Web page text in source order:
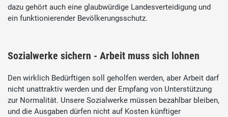
dazu gehört auch eine glaubwürdige Landesverteidigung und
ein funktionierender Bevölkerungsschutz.
Sozialwerke sichern - Arbeit muss sich lohnen
Den wirklich Bedürftigen soll geholfen werden, aber Arbeit darf
nicht unattraktiv werden und der Empfang von Unterstützung
zur Normalität. Unsere Sozialwerke müssen bezahlbar bleiben,
und die Ausgaben dürfen nicht auf Kosten künftiger